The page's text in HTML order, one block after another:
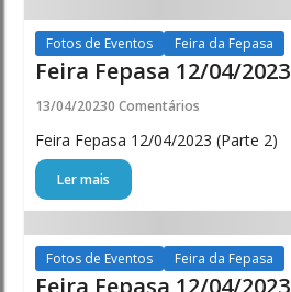
Fotos de Eventos Feira da Fepasa
Feira Fepasa 12/04/
13/04/20230 Comentários
Feira Fepasa 12/04/2023 (Parte 2)
Ler mais
Fotos de Eventos Feira da Fepasa
Feira Fepasa 12/04/